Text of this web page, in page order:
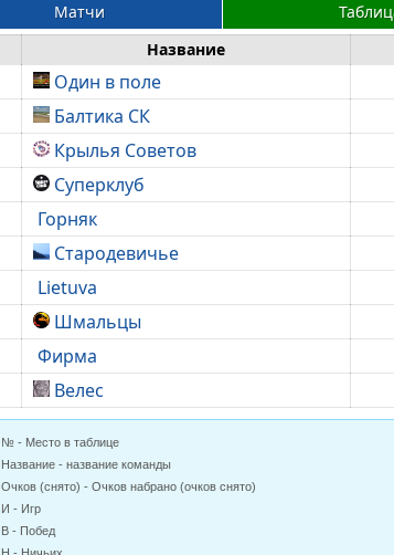
Матчи
Название
Один в поле
Балтика СК
Крылья Советов
Суперклуб
Горняк
Стародевичье
Lietuva
Шмальцы
Фирма
Велес
№ - Место в таблице
Название - название команды
Очков (снято) - Очков набрано (очков снято)
И - Игр
В - Побед